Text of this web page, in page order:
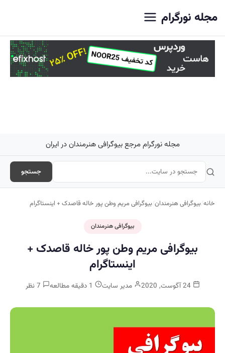
مجله نورگرام
مجله نورگرام مرجع بیوگرافی هنرمندان در ایران
جستجو
خانه/بیوگرافی هنرمندان/بیوگرافی مریم وطن پور خاله قاصدک + اینستاگرام
بیوگرافی هنرمندان
بیوگرافی مریم وطن پور خاله قاصدک +
اینستاگرام
24 آگوست, 2020 مدیر سایت